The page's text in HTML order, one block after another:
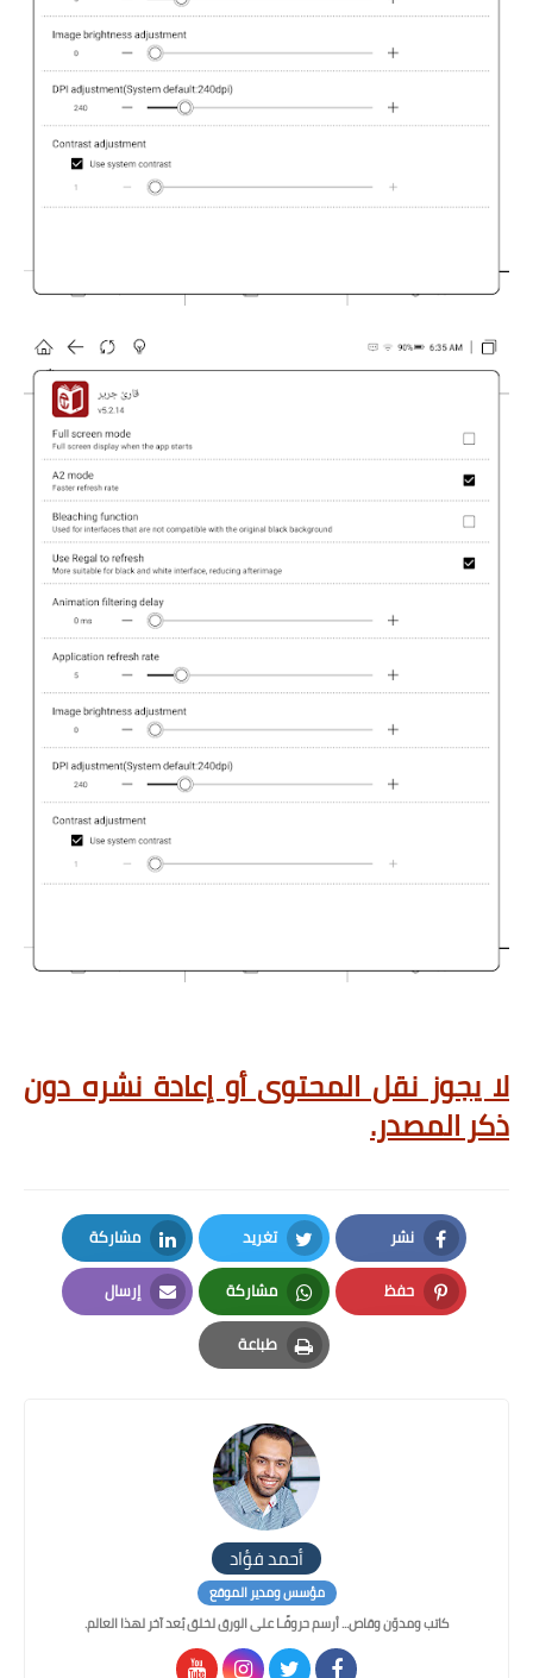
لا يجوز نقل المحتوى أو إعادة نشره دون
ذكر المصدر.
نشر
Facebook
تغريد
Twitter
مشاركة
LinkedIn
حفظ
Pinterest
مشاركة
Whatsapp
إرسال
Email
طباعة
Print
أحمد فؤاد
مؤسس ومدير الموقع
كاتب ومدوّن وقاص... أرسم حروفًـا على الورق لخلق بُعد آخر لهذا العالم.